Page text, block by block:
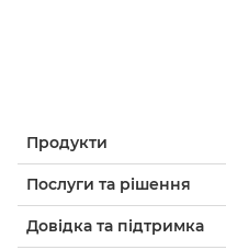
Продукти
Послуги та рішення
Довідка та підтримка